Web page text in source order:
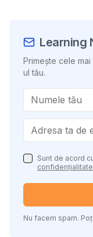
Learning
Primește cele
ul tău.
Sunt de acord
confidențialitate
Nu facem spam.